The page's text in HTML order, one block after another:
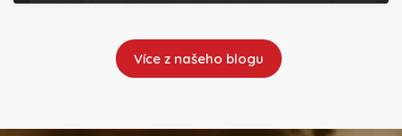
Více z našeho blogu